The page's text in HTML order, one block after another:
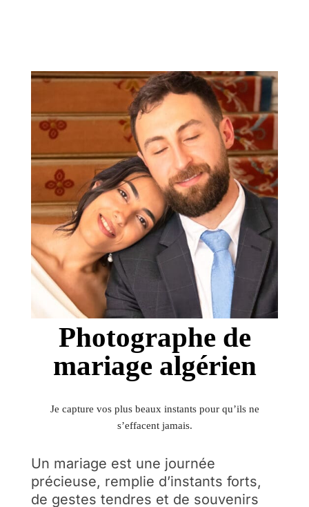
Photographe de
mariage algérien
Je capture vos plus beaux instants pour qu’ils ne
s’effacent jamais.
Un mariage est une journée
précieuse, remplie d’instants forts,
de gestes tendres et de souvenirs